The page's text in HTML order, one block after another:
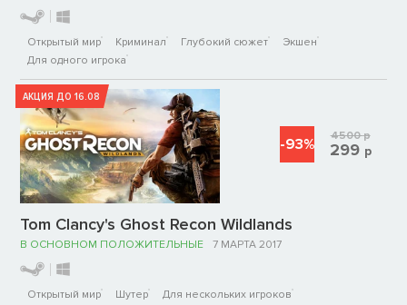
Открытый мир Криминал Глубокий сюжет
Экшен
Для одного игрока
АКЦИЯ ДО 16.08
Tom Clancy's Ghost Recon Wildlands
В ОСНОВНОМ ПОЛОЖИТЕЛЬНЫЕ 7 МАРТА 2017
Открытый мир Шутер
Для нескольких игроков
-93% 4500р
299 р